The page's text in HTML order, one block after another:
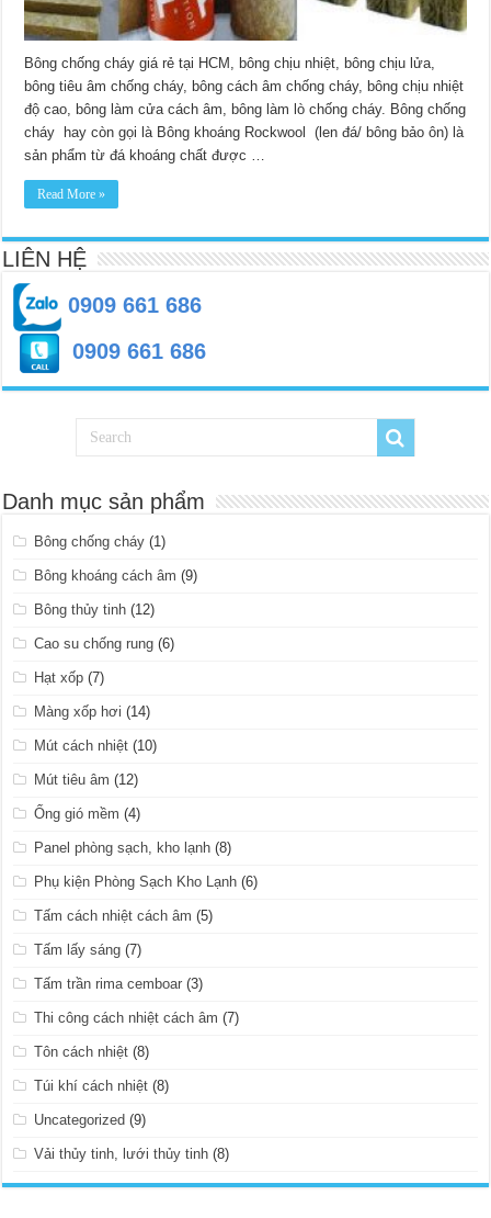
Bông chống cháy giá rẻ tại HCM, bông chịu nhiệt, bông chịu lửa,
bông tiêu âm chống cháy, bông cách âm chống cháy, bông chịu nhiệt
độ cao, bông làm cửa cách âm, bông làm lò chống cháy. Bông chống
cháy hay còn gọi là Bông khoáng Rockwool (len đá/ bông bảo ôn) là
sản phẩm từ đá khoáng chất được …
Read More »
LIÊN HỆ
0909 661 686
0909 661 686
Danh mục sản phẩm
Bông chống cháy (1)
Bông khoáng cách âm (9)
Bông thủy tinh (12)
Cao su chống rung (6)
Hạt xốp (7)
Màng xốp hơi (14)
Mút cách nhiệt (10)
Mút tiêu âm (12)
Ống gió mềm (4)
Panel phòng sạch, kho lạnh (8)
Phụ kiện Phòng Sạch Kho Lạnh (6)
Tấm cách nhiệt cách âm (5)
Tấm lấy sáng (7)
Tấm trần rima cemboar (3)
Thi công cách nhiệt cách âm (7)
Tôn cách nhiệt (8)
Túi khí cách nhiệt (8)
Uncategorized (9)
Vải thủy tinh, lưới thủy tinh (8)